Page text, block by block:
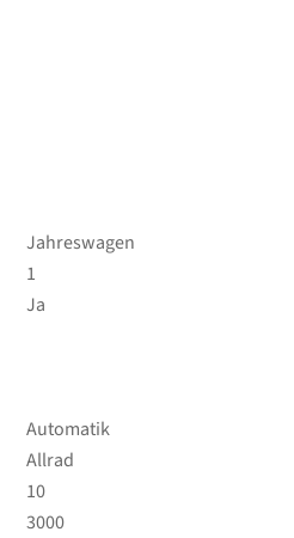
Jahreswagen
1
Ja
Automatik
Allrad
10
3000